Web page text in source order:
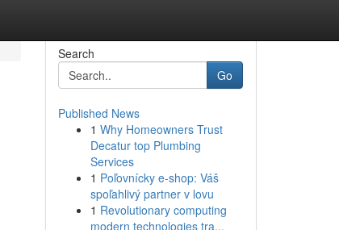
Search
Go
Published News
1 Why Homeowners Trust
Decatur top Plumbing
Services
1 Poľovnícky e-shop: Váš
spoľahlivý partner v lovu
1 Revolutionary computing
modern technologies tra...